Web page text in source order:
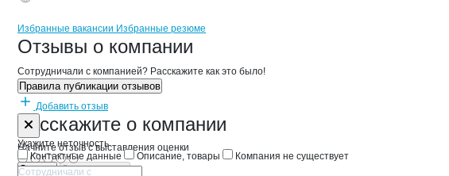
Брендыкомпани Проагро
Вакансии вПроагро
Избранные вакансии Избранные резюме
Новости oПроагро, ООО
Отзывы о компании
Сотрудничали с компанией? Расскажите как это было!
Правила публикации отзывов
Добавить отзыв
Расскажите о компании
Начните отзыв с выставления оценки
Форма обратной связи о неточностях на странице
Укажите неточность
Контактные данные
Описание, товары Компания не существует
Отмена Опубликовать